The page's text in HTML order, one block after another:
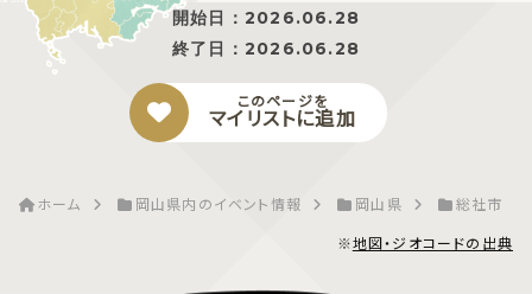
開始日： 2026.06.28
終了日： 2026.06.28
このページを
マイリストに追加
ホーム 岡山県内のイベント情報 岡山県
総社市
※地図・ジオコードの出典